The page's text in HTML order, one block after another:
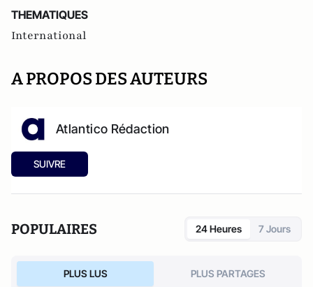
THEMATIQUES
International
A PROPOS DES AUTEURS
Atlantico Rédaction
SUIVRE
POPULAIRES 24 Heures 7 Jours
PLUS LUS PLUS PARTAGES